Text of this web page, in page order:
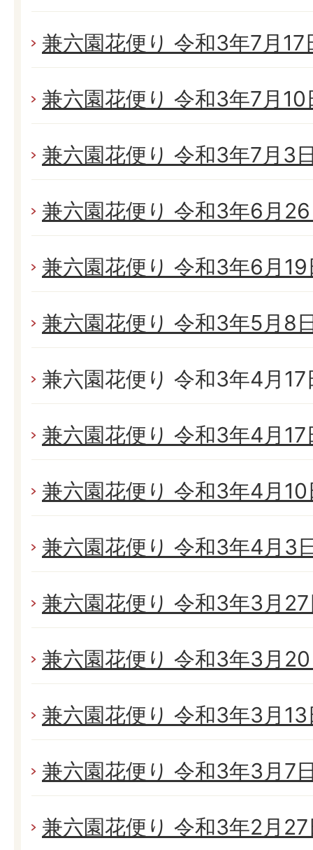
兼六園花便り 令和3年7月
兼六園花便り 令和3年7月
兼六園花便り 令和3年7月3
兼六園花便り 令和3年6月
兼六園花便り 令和3年6月
兼六園花便り 令和3年5月8
兼六園花便り 令和3年4月
兼六園花便り 令和3年4月
兼六園花便り 令和3年4月
兼六園花便り 令和3年4月3
兼六園花便り 令和3年3月
兼六園花便り 令和3年3月
兼六園花便り 令和3年3月
兼六園花便り 令和3年3月7
兼六園花便り 令和3年2月